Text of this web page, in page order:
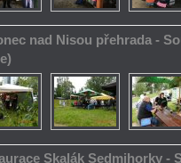
nad Nisou přehrada -
Skalák Sedmihorky -